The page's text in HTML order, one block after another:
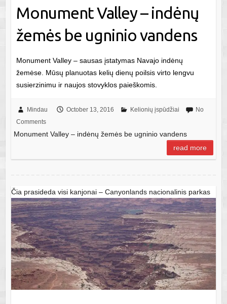
Monument Valley – indėnų
žemės be ugninio vandens
Monument Valley – sausas įstatymas Navajo indėnų
žemėse. Mūsų planuotas kelių dienų poilsis virto lengvu
susierzinimu ir naujos stovyklos paieškomis.
Mindau October 13, 2016 Kelionių įspūdžiai
No
Comments
Monument Valley – indėnų žemės be ugninio vandens
read more
Čia prasideda visi kanjonai – Canyonlands nacionalinis parkas